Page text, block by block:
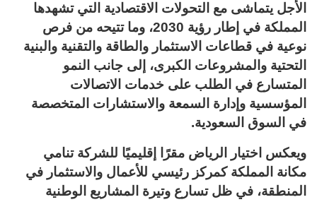
الأجل يتماشى مع التحولات الاقتصادية التي تشهدها
المملكة في إطار رؤية 2030، وما تتيحه من فرص
نوعية في قطاعات الاستثمار والطاقة والتقنية والبنية
التحتية والمشروعات الكبرى، إلى جانب النمو
المتسارع في الطلب على خدمات الاتصالات
المؤسسية وإدارة السمعة والاستشارات المتخصصة
في السوق السعودية.
ويعكس اختيار الرياض مقرًا إقليميًا للشركة تنامي
مكانة المملكة كمركز رئيسي للأعمال والاستثمار في
المنطقة، في ظل تسارع وتيرة المشاريع الوطنية